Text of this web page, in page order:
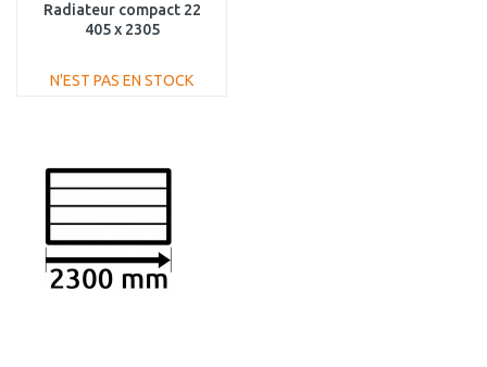
Radiateur compact 22
405 x 2305
N'EST PAS EN STOCK
Au comparatif